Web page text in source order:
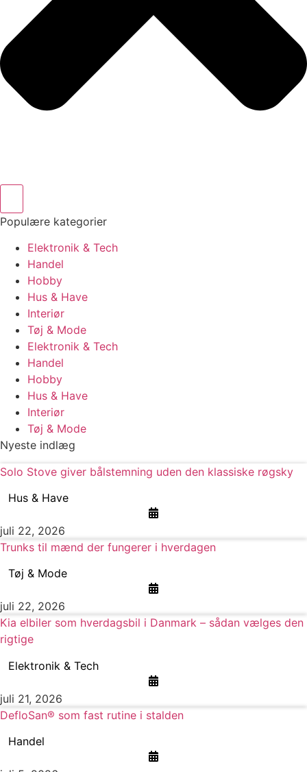
Populære kategorier
Elektronik & Tech
Handel
Hobby
Hus & Have
Interiør
Tøj & Mode
Elektronik & Tech
Handel
Hobby
Hus & Have
Interiør
Tøj & Mode
Nyeste indlæg
Solo Stove giver bålstemning uden den klassiske røgsky
Hus & Have
juli 22, 2026
Trunks til mænd der fungerer i hverdagen
Tøj & Mode
juli 22, 2026
Kia elbiler som hverdagsbil i Danmark – sådan vælges den
rigtige
Elektronik & Tech
juli 21, 2026
DefloSan® som fast rutine i stalden
Handel